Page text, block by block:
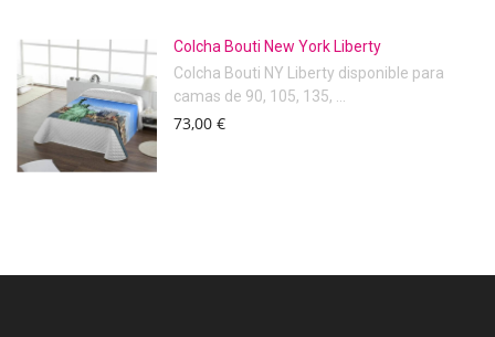
Colcha Bouti New York Liberty
Colcha Bouti NY Liberty disponible para
camas de 90, 105, 135, ...
73,00 €